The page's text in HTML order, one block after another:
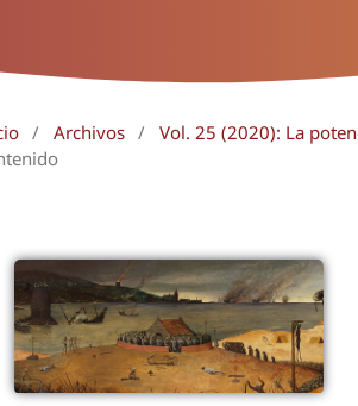
/ Archivos / Vol. 25 (2020): La